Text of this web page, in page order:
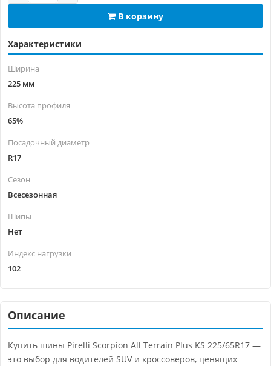
В корзину
Характеристики
Ширина
225 мм
Высота профиля
65%
Посадочный диаметр
R17
Сезон
Всесезонная
Шипы
Нет
Индекс нагрузки
102
Описание
Купить шины Pirelli Scorpion All Terrain Plus KS 225/65R17 —
это выбор для водителей SUV и кроссоверов, ценящих